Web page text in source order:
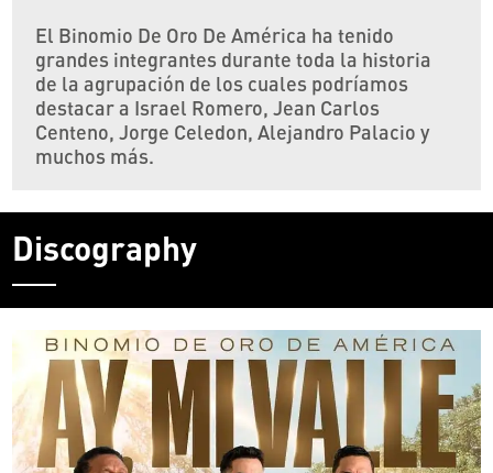
El Binomio De Oro De América ha tenido
grandes integrantes durante toda la historia
de la agrupación de los cuales podríamos
destacar a Israel Romero, Jean Carlos
Centeno, Jorge Celedon, Alejandro Palacio y
muchos más.
Discography